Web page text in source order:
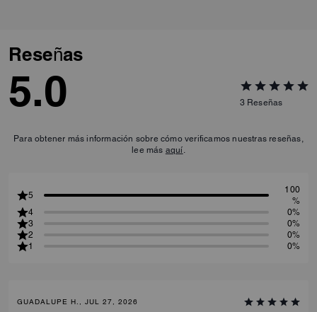
Reseñas
5.0 3 Reseñas
Para obtener más información sobre cómo verificamos nuestras reseñas,
lee más aquí.
5
100
%
4
0%
3
0%
2
0%
1
0%
GUADALUPE H., JUL 27, 2026